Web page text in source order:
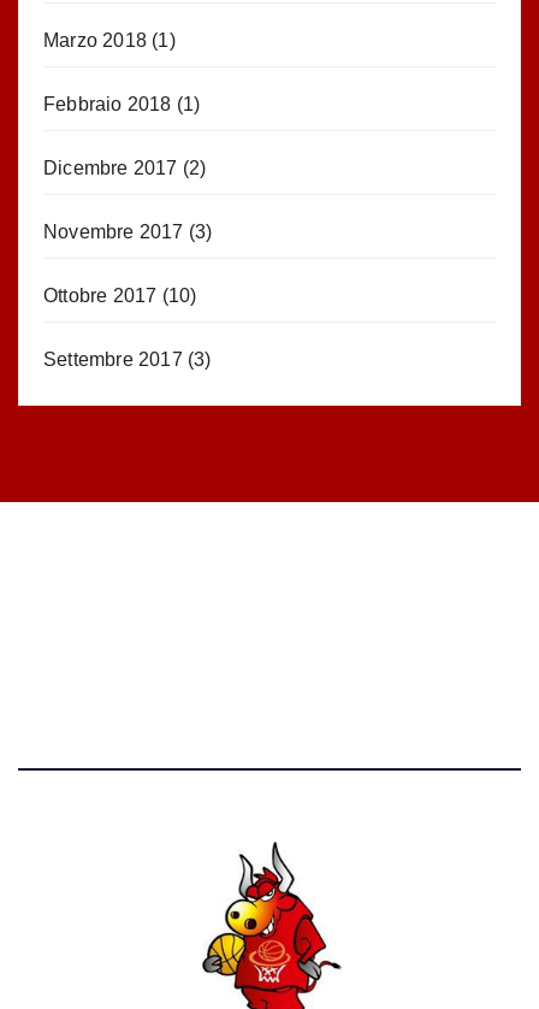
Marzo 2018 (1)
Febbraio 2018 (1)
Dicembre 2017 (2)
Novembre 2017 (3)
Ottobre 2017 (10)
Settembre 2017 (3)